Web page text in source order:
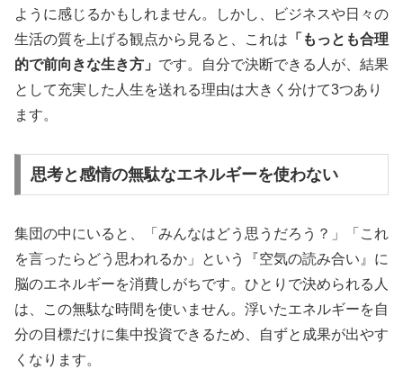
ように感じるかもしれません。しかし、ビジネスや日々の
生活の質を上げる観点から見ると、これは 「もっとも合理
的で前向きな生き方」 です。自分で決断できる人が、結果
として充実した人生を送れる理由は大きく分けて3つあり
ます。
思考と感情の無駄なエネルギーを使わない
集団の中にいると、「みんなはどう思うだろう？」「これ
を言ったらどう思われるか」という『空気の読み合い』に
脳のエネルギーを消費しがちです。ひとりで決められる人
は、この無駄な時間を使いません。浮いたエネルギーを自
分の目標だけに集中投資できるため、自ずと成果が出やす
くなります。